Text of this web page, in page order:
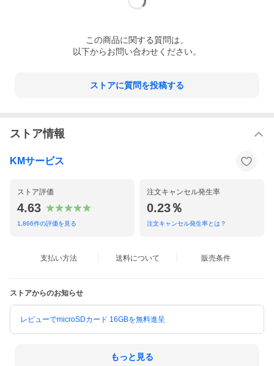
この商品に関する質問は、
以下からお問い合わせください。
ストアに質問を投稿する
ストア情報
KMサービス
ストア評価
4.63
1,866件の評価を見る
注文キャンセル発生率
0.23％
注文キャンセル発生率とは？
支払い方法 送料について 販売条件
ストアからのお知らせ
レビューでmicroSDカード 16GBを無料進呈
もっと見る